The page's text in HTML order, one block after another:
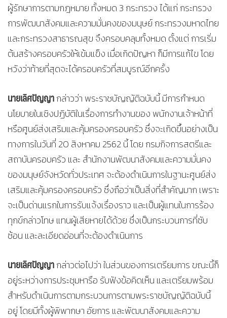
ผู้รักษาการตามกฎหมาย ทั้งหมด 3 กระทรวง ได้แก่ กระทรวง
การพัฒนาสังคมและความมั่นคงของมนุษย์ กระทรวงมหาดไทย
และกระทรวงสาธารณสุข จึงครอบคลุมทั้งหมด ตั้งแต่ การเริ่ม
ต้นสร้างครอบครัวให้เข้มแข็ง เมื่อเกิดปัญหา ก็มีการแก้ไข โดย
หวังว่าท้ายที่สุดจะได้ครอบครัวที่สมบูรณ์อีกครั้ง
นายเลิศปัญญากล่าวว่า พระราชบัญญัติฉบับนี้ มีการกำหนด
นโยบายในเชิงปฏิบัติในเรื่องการทำงานของ พนักงานเจ้าหน้าที่
หรือศูนย์ส่งเสริมและคุ้มครองครอบครัว ซึ่งจะเกิดขึ้นอย่างเป็น
ทางการในวันที่ 20 สิงหาคม 2562 นี้ โดย กรมกิจการสตรีและ
สถาบันครอบครัว และ สำนักงานพัฒนาสังคมและความมั่นคง
ของมนุษย์จังหวัดทั่วประเทศ จะต้องดำเนินการในฐานะศูนย์ส่ง
เสริมและคุ้มครองครอบครัว ซึ่งถือว่าเป็นสิ่งที่สำคัญมาก เพราะ
จะเป็นด่านแรกในการรับแจ้งเรื่องราว และเป็นผู้แทนในการร้อง
ทุกข์กล่าวโทษ แทนผู้เสียหายได้ด้วย ซึ่งเป็นกระบวนการที่ซับ
ซ้อน และละเอียดอ่อนที่จะต้องดำเนินการ
นายเลิศปัญญากล่าวต่อไปว่า ในส่วนของการเตรียมการ ขณะนี้ก็
อยู่ระหว่างการประชุมหารือ รับฟังข้อคิดเห็น และเตรียมพร้อม
สำหรับดำเนินการตามกระบวนการตามพระราชบัญญัติฉบับนี้
อยู่ โดยมีทั้งผู้พิพากษา อัยการ และพัฒนาสังคมและความ